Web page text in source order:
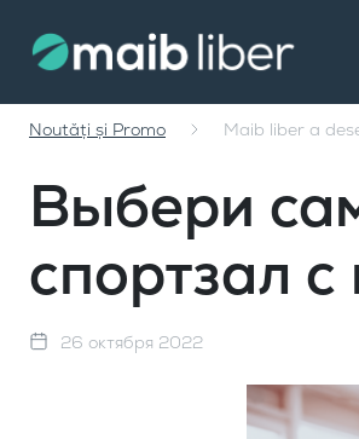
Noutăți și Promo Maib liber a
Выбери
спортзал
26 октября 2022